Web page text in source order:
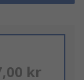
kr